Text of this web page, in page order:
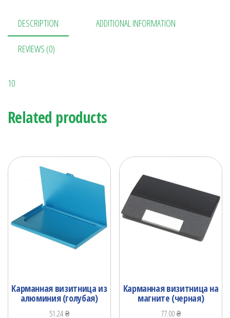
DESCRIPTION ADDITIONAL INFORMATION
REVIEWS (0)
10
Related products
Карманная визитница из
алюминия (голубая)
51.24₴
Карманная визитница на
магните (черная)
77.00₴